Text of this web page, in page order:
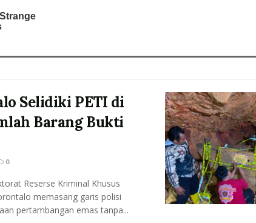
Selidiki PETI di
Barang Bukti
0
Reserse Kriminal Khusus
memasang garis polisi
pertambangan emas tanpa...